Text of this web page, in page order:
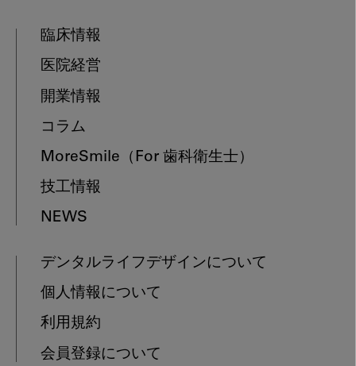
臨床情報
医院経営
開業情報
コラム
MoreSmile （For 歯科衛生士）
技工情報
NEWS
デンタルライフデザインについて
個人情報について
利用規約
会員登録について